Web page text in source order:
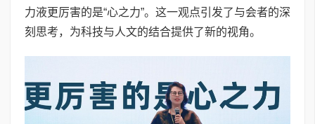
力液更厉害的是“心之力”。这一观点引发了与会者的深
刻思考，为科技与人文的结合提供了新的视角。